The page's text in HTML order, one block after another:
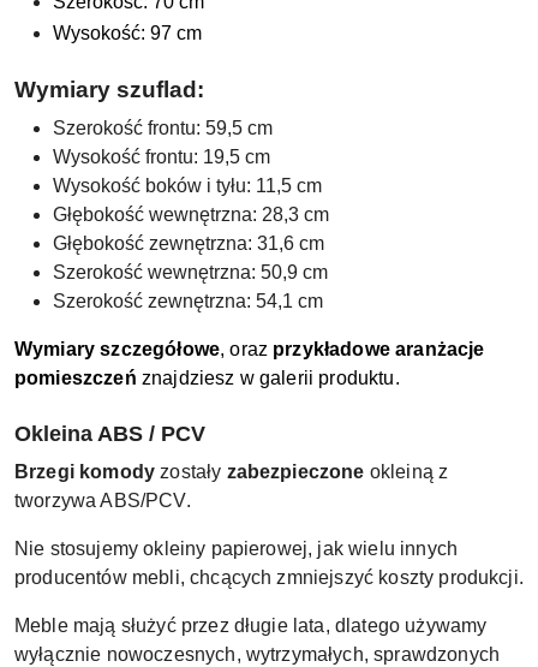
Wysokość: 97 cm
Wymiary szuflad:
Szerokość frontu: 59,5 cm
Wysokość frontu: 19,5 cm
Wysokość boków i tyłu: 11,5 cm
Głębokość wewnętrzna: 28,3 cm
Głębokość zewnętrzna: 31,6 cm
Szerokość wewnętrzna: 50,9 cm
Szerokość zewnętrzna: 54,1 cm
Wymiary szczegółowe, oraz przykładowe aranżacje
pomieszczeń znajdziesz w galerii produktu.
Okleina ABS / PCV
Brzegi komodyzostały zabezpieczone okleiną z
tworzywa ABS/PCV.
Nie stosujemy okleiny papierowej, jak wielu innych
producentów mebli, chcących zmniejszyć koszty produkcji.
Meble mają służyć przez długie lata, dlatego używamy
wyłącznie nowoczesnych, wytrzymałych, sprawdzonych